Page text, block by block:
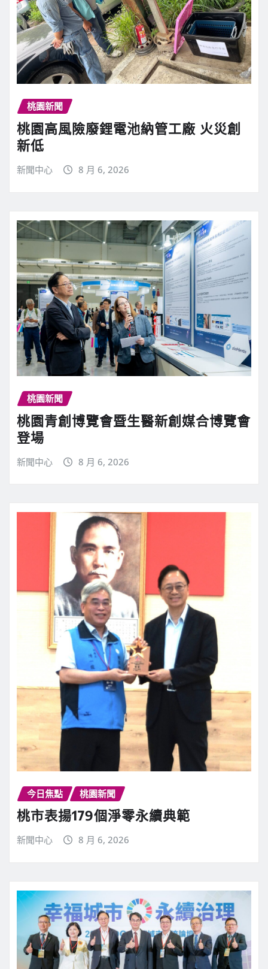
桃園新聞
桃園高風險廢鋰電池納管工廠 火災創
新低
新聞中心 8 月 6, 2026
桃園新聞
桃園青創博覽會暨生醫新創媒合博覽會
登場
新聞中心 8 月 6, 2026
今日焦點 桃園新聞
桃市表揚179個淨零永續典範
新聞中心 8 月 6, 2026